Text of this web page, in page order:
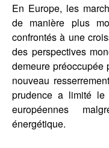
En Europe, les
de manière plus
confrontés à une
des perspectives
demeure préoccupée
nouveau
prudence a limité
européennes
énergétique.